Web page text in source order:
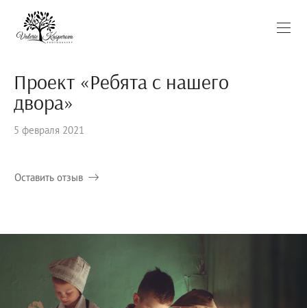
Проект «Ребята с нашего
двора»
5 февраля 2021
Оставить отзыв